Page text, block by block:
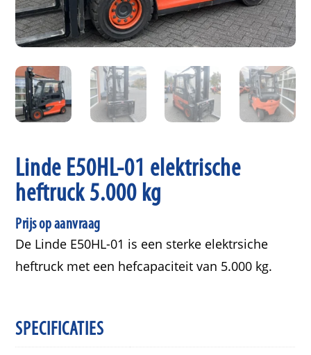
Linde E50HL-01 elektrische
heftruck 5.000 kg
Prijs op aanvraag
De Linde E50HL-01 is een sterke elektrsiche
heftruck met een hefcapaciteit van 5.000 kg.
SPECIFICATIES